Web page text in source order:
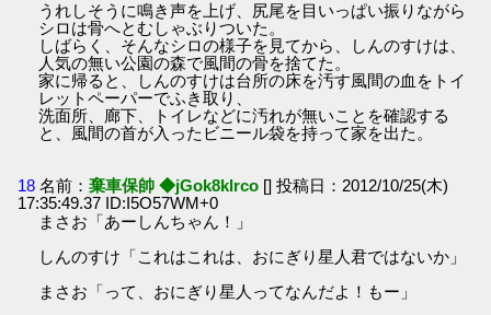
うれしそうに鳴き声を上げ、尻尾を目いっぱい振りながら
シロは骨へとむしゃぶりついた。
しばらく、そんなシロの様子を見てから、しんのすけは、
人気の無い公園の森で風間の骨を捨てた。
家に帰ると、しんのすけは台所の床を汚す風間の血をトイ
レットペーパーでふき取り、
洗面所、廊下、トイレなどに汚れが無いことを確認する
と、風間の首が入ったビニール袋を持って家を出た。
18 名前：棄車保帥 ◆jGok8klrco [] 投稿日：2012/10/25(木)
17:35:49.37 ID:I5O57WM+0
まさお「あーしんちゃん！」
しんのすけ「これはこれは、おにぎり星人君ではないか」
まさお「って、おにぎり星人ってなんだよ！もー」